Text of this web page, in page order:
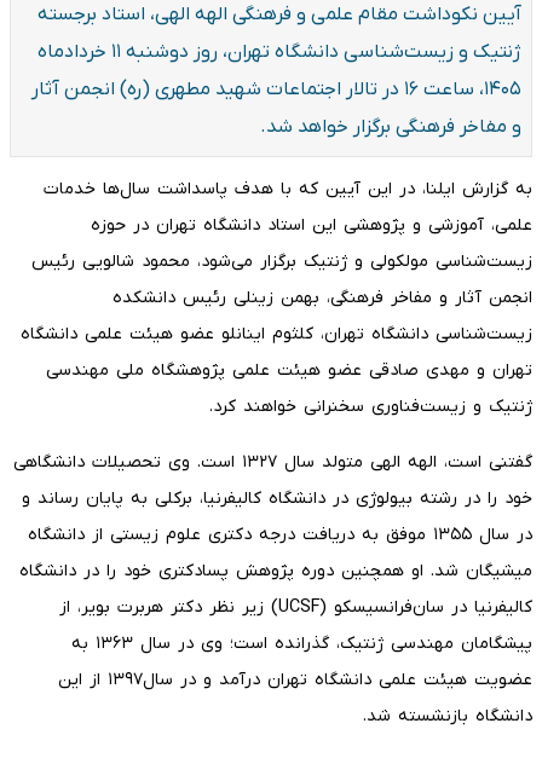
آیین نکوداشت مقام علمی و فرهنگی الهه الهی، استاد برجسته
ژنتیک و زیست‌شناسی دانشگاه تهران، روز دوشنبه ۱۱ خردادماه
۱۴۰۵، ساعت ۱۶ در تالار اجتماعات شهید مطهری (ره) انجمن آثار
و مفاخر فرهنگی برگزار خواهد شد.
به گزارش ایلنا، در این آیین که با هدف پاسداشت سال‌ها خدمات
علمی، آموزشی و پژوهشی این استاد دانشگاه تهران در حوزه
زیست‌شناسی مولکولی و ژنتیک برگزار می‌شود، محمود شالویی رئیس
انجمن آثار و مفاخر فرهنگی، بهمن زینلی رئیس دانشکده
زیست‌شناسی دانشگاه تهران، کلثوم اینانلو عضو هیئت علمی دانشگاه
تهران و مهدی صادقی عضو هیئت علمی پژوهشگاه ملی مهندسی
ژنتیک و زیست‌فناوری سخنرانی خواهند کرد.
گفتنی است، الهه الهی متولد سال ۱۳۲۷ است. وی تحصیلات دانشگاهی
خود را در رشته بیولوژی در دانشگاه کالیفرنیا، برکلی به پایان رساند و
در سال ۱۳۵۵ موفق به دریافت درجه دکتری علوم زیستی از دانشگاه
میشیگان شد. او همچنین دوره پژوهش پسادکتری خود را در دانشگاه
کالیفرنیا در سان‌فرانسیسکو (UCSF) زیر نظر دکتر هربرت بویر، از
پیشگامان مهندسی ژنتیک، گذرانده است؛ وی در سال ۱۳۶۳ به
عضویت هیئت علمی دانشگاه تهران درآمد و در سال۱۳۹۷ از این
دانشگاه بازنشسته شد.